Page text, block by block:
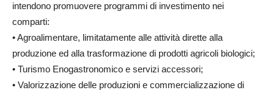
intendono promuovere programmi di investimento nei
comparti:
• Agroalimentare, limitatamente alle attività dirette alla
produzione ed alla trasformazione di prodotti agricoli biologici;
• Turismo Enogastronomico e servizi accessori;
• Valorizzazione delle produzioni e commercializzazione di